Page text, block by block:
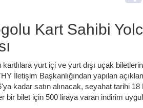
Kart Sahibi
yurt içi ve yurt dışı uçak
İletişim Başkanlığından yapılan
kadar satın alınacak, seyahat tarihi
bir bilet için 500 liraya varan indirim